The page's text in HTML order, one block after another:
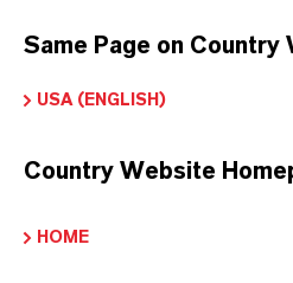
Same Page on Country
USA (ENGLISH)
Country Website
HOME